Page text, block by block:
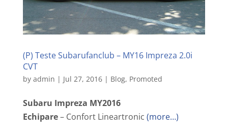
(P) Teste Subarufanclub – MY16 Impreza 2.0i
CVT
by admin | Jul 27, 2016| Blog, Promoted
Subaru Impreza MY2016
Echipare– Confort Lineartronic (more…)